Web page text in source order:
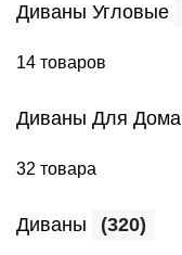
Диваны Угловые
14 товаров
Диваны Для Дома
32 товара
Диваны (320)